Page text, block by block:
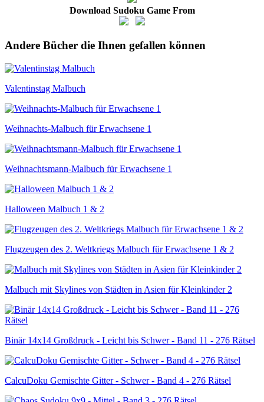
Download Sudoku Game From
Andere Bücher die Ihnen gefallen können
Valentinstag Malbuch
Weihnachts-Malbuch für Erwachsene 1
Weihnachtsmann-Malbuch für Erwachsene 1
Halloween Malbuch 1 & 2
Flugzeugen des 2. Weltkriegs Malbuch für Erwachsene 1 & 2
Malbuch mit Skylines von Städten in Asien für Kleinkinder 2
Binär 14x14 Großdruck - Leicht bis Schwer - Band 11 - 276 Rätsel
CalcuDoku Gemischte Gitter - Schwer - Band 4 - 276 Rätsel